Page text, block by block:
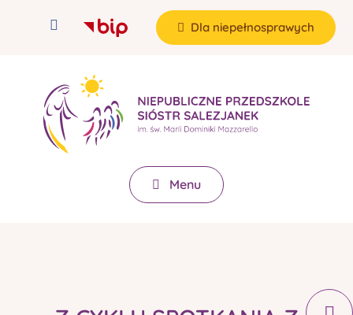
Dla niepełnosprawych
Menu